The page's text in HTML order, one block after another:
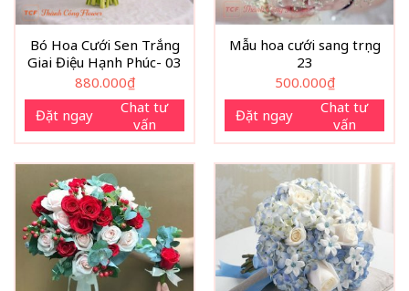
Bó Hoa Cưới Sen Trắng
Giai Điệu Hạnh Phúc- 03
880.000₫
Đặt ngay
Chat tư
vấn
Mẫu hoa cưới sang trọng
23
500.000₫
Đặt ngay
Chat tư
vấn